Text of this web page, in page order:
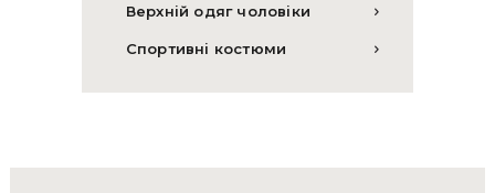
Верхній одяг чоловіки
Спортивні костюми